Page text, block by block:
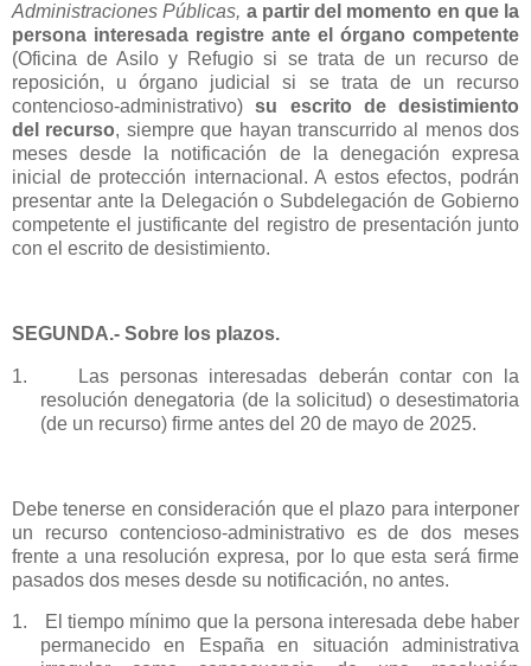
Administraciones Públicas, a partir del momento en que la
persona interesada registre ante el órgano competente
(Oficina de Asilo y Refugio si se trata de un recurso de
reposición, u órgano judicial si se trata de un recurso
contencioso-administrativo)su escrito de desistimiento
del recurso, siempre que hayan transcurrido al menos dos
meses desde la notificación de la denegación expresa
inicial de protección internacional. A estos efectos, podrán
presentar ante la Delegación o Subdelegación de Gobierno
competente el justificante del registro de presentación junto
con el escrito de desistimiento.
SEGUNDA.- Sobre los plazos.
1.
Las personas interesadas deberán contar con la
resolución denegatoria (de la solicitud) o desestimatoria
(de un recurso) firme antes del 20 de mayo de 2025.
Debe tenerse en consideración que el plazo para interponer
un recurso contencioso-administrativo es de dos meses
frente a una resolución expresa, por lo que esta será firme
pasados dos meses desde su notificación, no antes.
1.
El tiempo mínimo que la persona interesada debe haber
permanecido en España en situación administrativa